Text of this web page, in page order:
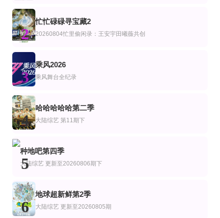
第8期
短剧X家族
更新至06集
血之游戏X
李尚敏,洪榛浩,박지민,곽범,서출구,하승진
第15期完结
罗杰叔叔秀第四季
Nigel Ng
我们的宿舍2
何炅
连接音乐WIFI
天赐的声音第七季
陈楚生,陈欢,管乐,黄霄云,黄子弘凡,欢子,金志文,穆祉丞,欧阳娜娜,孙楠,王铮亮,
更新至20260806期姐姐的母带2第4期下
姐姐当家第二季
第20260711期
大庸青春芒果演唱会
沈梦辰,齐思钧,郑方一
第3期
梅绽芳华·中国戏剧梅花奖艺术家口述史
超敢好奇夜
忙忙碌碌寻宝藏第二季
杨迪,庞博,王安宇,田曦薇,武艺
热血街舞团
鹿晗,陈伟霆,宋茜,王嘉尔
2
忙忙碌碌寻宝藏2
20260804忙里偷闲录：王安宇田曦薇共创
3
乘风2026
乘风舞台全纪录
4
哈哈哈哈哈第二季
大陆综艺 第11期下
5
种地吧第四季
大陆综艺 更新至20260806期下
6
地球超新鲜第2季
大陆综艺 更新至20260805期